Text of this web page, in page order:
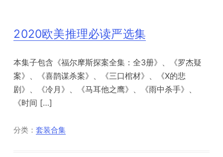
2020欧美推理必读严选集
本集子包含《福尔摩斯探案全集：全3册》、《罗杰疑
案》、《喜鹊谋杀案》、《三口棺材》、《X的悲
剧》、《冷月》、《马耳他之鹰》、《雨中杀手》、
《时间 […]
分类：套装合集